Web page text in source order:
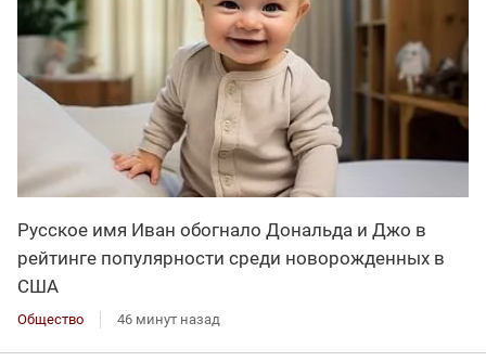
Русское имя Иван обогнало Дональда и Джо в
рейтинге популярности среди новорожденных в
США
Общество 46 минут назад